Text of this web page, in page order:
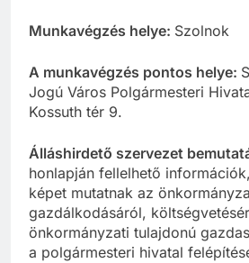
Munkavégzés helye: Szolnok
A munkavégzés pontos helye:
Jogú Város Polgármesteri
Kossuth tér 9.
Álláshirdető szervezet
honlapján fellelhető
képet mutatnak az
gazdálkodásáról,
önkormányzati tulajdonú
a polgármesteri hivatal